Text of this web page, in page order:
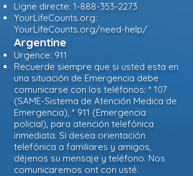
Ligne directe: 1-888-353-2273
YourLifeCounts.org:
YourLifeCounts.org/need-help/
Argentine
Urgence: 911
Recuerde siempre que si usted esta en
una situación de Emergencia debe
comunicarse con los teléfonos: * 107
(SAME-Sistema de Atención Medica de
Emergencia), * 911 (Emergencia
policial), para atención telefónica
inmediata. Si desea orientación
telefónica a familiares y amigos,
déjenos su mensaje y teléfono. Nos
comunicaremos ont con usté.